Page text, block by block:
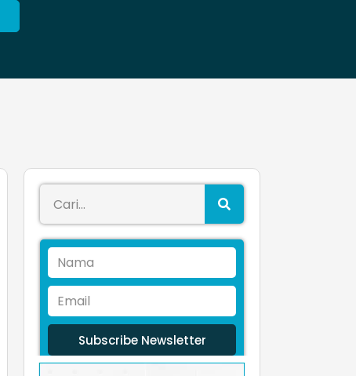
Subscribe Newsletter